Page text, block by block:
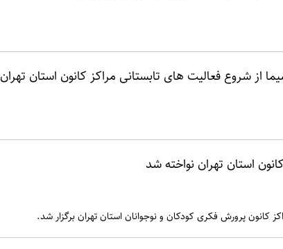
از شروع فعالیت های تابستانی مراکز کانون استان تهران
استان تهران نواخته شد
کانون پرورش فکری کودکان و نوجوانان استان تهران برگزار شد.